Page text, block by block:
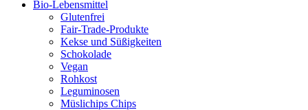
Bio-Lebensmittel
Glutenfrei
Fair-Trade-Produkte
Kekse und Süßigkeiten
Schokolade
Vegan
Rohkost
Leguminosen
Müslichips Chips